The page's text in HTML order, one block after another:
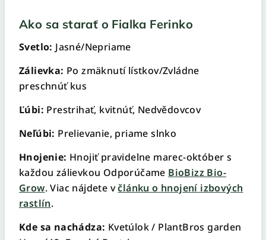
Ako sa starať o Fialka Ferinko
Svetlo: Jasné/Nepriame
Zálievka: Po zmäknutí lístkov/Zvládne
preschnúť kus
Ľúbi: Prestrihať, kvitnúť, Nedvědovcov
Neľúbi: Prelievanie, priame slnko
Hnojenie: Hnojiť pravidelne marec-október s
každou zálievkou Odporúčame BioBizz Bio-
Grow. Viac nájdete včlánku o hnojení izbových
rastlín.
Kde sa nachádza: Kvetúlok / PlantBros garden